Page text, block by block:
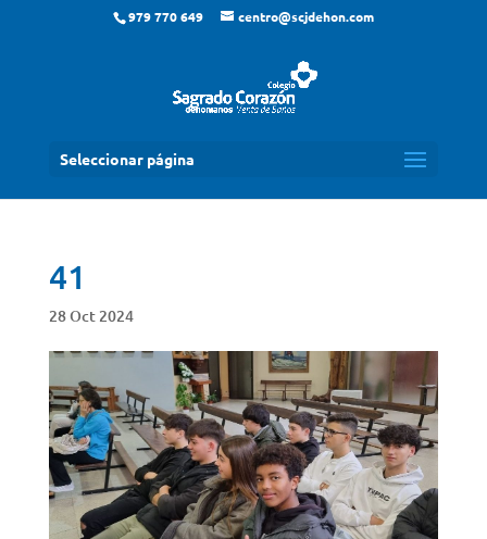
979 770 649 centro@scjdehon.com
Seleccionar página
41
28 Oct 2024